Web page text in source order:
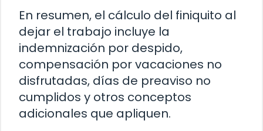
En resumen, el cálculo del finiquito al
dejar el trabajo incluye la
indemnización por despido,
compensación por vacaciones no
disfrutadas, días de preaviso no
cumplidos y otros conceptos
adicionales que apliquen.